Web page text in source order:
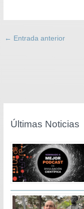
← Entrada anterior
Últimas Noticias